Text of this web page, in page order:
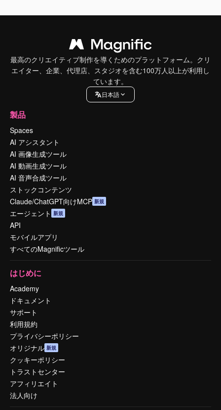
最高のクリエイティブ制作を導くためのプラットフォーム。クリ
エイター、企業、代理店、スタジオを含む100万人以上が利用し
ています。
日本語
製品
Spaces
AI アシスタント
AI 画像生成ツール
AI 動画生成ツール
AI 音声合成ツール
ストックコンテンツ
Claude/ChatGPT向けMCP 新規
エージェント 新規
API
モバイルアプリ
すべてのMagnificツール
はじめに
Academy
ドキュメント
サポート
利用規約
プライバシーポリシー
オリジナル 新規
クッキーポリシー
トラストセンター
アフィリエイト
法人向け